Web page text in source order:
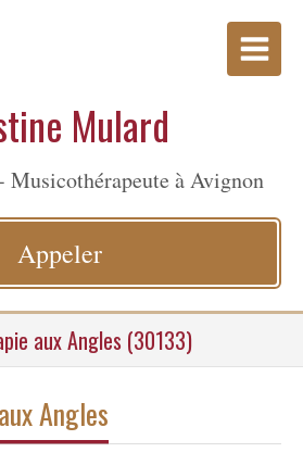
Mulard
Musicothérapeute à Avignon
Appeler
aux Angles (30133)
Angles